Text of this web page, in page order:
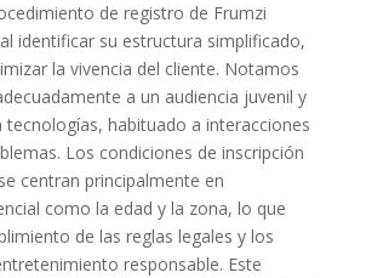
de registro de Frumzi
identificar su estructura simplificado,
la vivencia del cliente. Notamos
a un audiencia juvenil y
tecnologías, habituado a interacciones
Los condiciones de inscripción
centran principalmente en
como la edad y la zona, lo que
de las reglas legales y los
responsable. Este